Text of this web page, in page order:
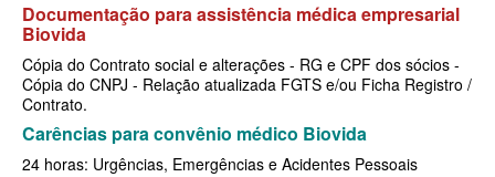
SÃO CRISTOVÃO PLANO DE SAÚDE FAMILIAR
SÃO MIGUEL PLANO DE SAÚDE FAMILIAR
STA CASA MAUÁ PLANO DE SAÚDE FAMILIAR
TOTAL MEDCARE PLANO DE SAÚDE FAMILIAR
Documentação para assistência médica empresarial
Biovida
Cópia do Contrato social e alterações - RG e CPF dos sócios -
Cópia do CNPJ - Relação atualizada FGTS e/ou Ficha Registro /
Contrato.
Carências para convênio médico Biovida
24 horas: Urgências, Emergências e Acidentes Pessoais